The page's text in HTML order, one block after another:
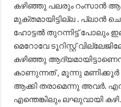
കഴിഞ്ഞു പലരും റംസാൻ
മുക്തമായിട്ടില്ല . പ്ലാൻ
ഹോട്ടൽ തുറന്നിട്ട് പോലും
മെറോവേ ടൂറിസ്റ്റ്
കഴിഞ്ഞു
കാണുന്നത് , മൂന്നു മണിക്കൂർ
ആക്കി തരാമെന്നു അവർ.
എന്തെങ്കിലും ലഘുവായി